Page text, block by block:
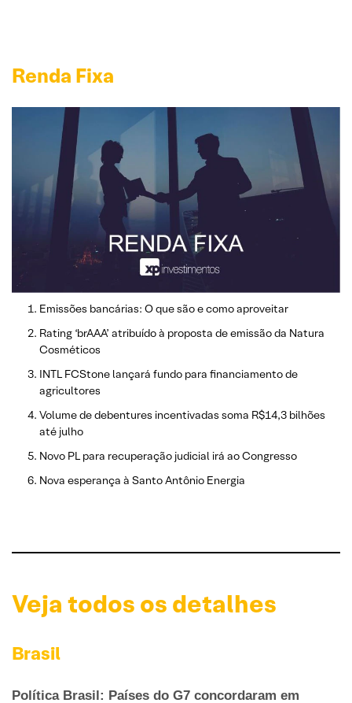
Renda Fixa
Emissões bancárias: O que são e como aproveitar
Rating ‘brAAA’ atribuído à proposta de emissão da Natura
Cosméticos
INTL FCStone lançará fundo para financiamento de
agricultores
Volume de debentures incentivadas soma R$14,3 bilhões
até julho
Novo PL para recuperação judicial irá ao Congresso
Nova esperança à Santo Antônio Energia
Veja todos os detalhes
Brasil
Política Brasil: Países do G7 concordaram em